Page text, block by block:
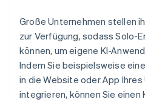
Große Unternehmen stellen
zur Verfügung, sodass Solo-
können, um eigene KI-
Indem Sie beispielsweise
in die Website oder App
integrieren, können Sie einen